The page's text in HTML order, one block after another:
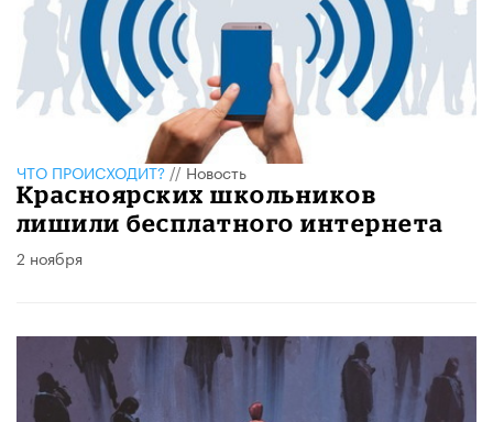
ЧТО ПРОИСХОДИТ?//Новость
Красноярских школьников
лишили бесплатного интернета
2 ноября